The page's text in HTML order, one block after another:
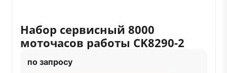
Набор сервисный 8000
моточасов работы CK8290-2
по запросу